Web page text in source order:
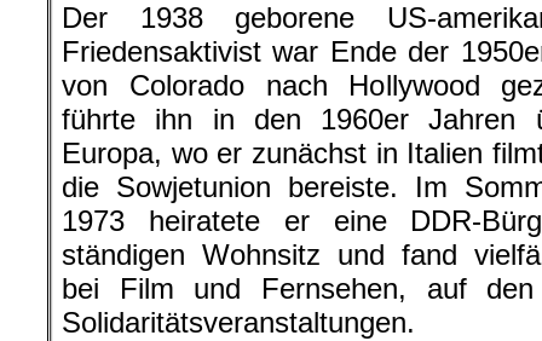
Der 1938 geborene US-
Friedensaktivist war Ende der
von Colorado nach Hollywood
führte ihn in den 1960er Jahren
Europa, wo er zunächst in Italien
die Sowjetunion bereiste. Im
1973 heiratete er eine DDR-
ständigen Wohnsitz und fand
bei Film und Fernsehen, auf
Solidaritätsveranstaltungen.